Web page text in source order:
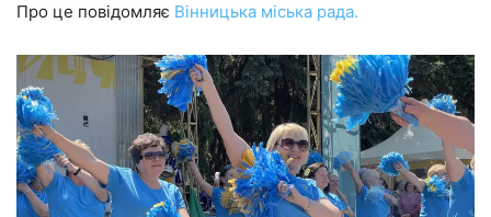
Про це повідомляє Вінницька міська рада.